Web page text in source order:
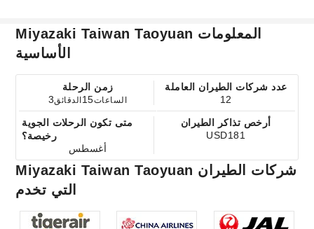
Miyazaki Taiwan Taoyuan المعلومات
الأساسية
زمن الرحلة
3
الساعات15 الدقائق
عدد شركات الطيران العاملة
12
متى تكون الرحلات الجوية
رخيصة؟
أغسطس
أرخص تذاكر الطيران
USD181
Miyazaki Taiwan Taoyuan شركات الطيران
التي تخدم